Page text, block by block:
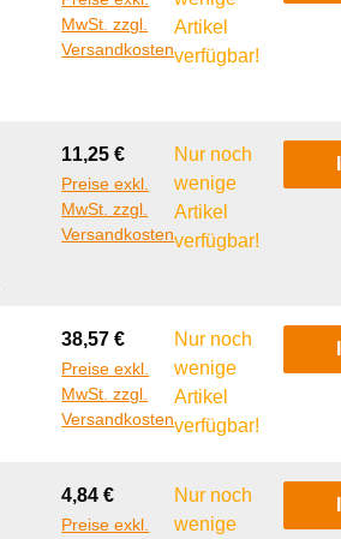
MwSt. zzgl.
Versandkosten
Artikel
verfügbar!
Regulärer Preis:
11,25 €
Preise exkl.
MwSt. zzgl.
Versandkosten
Nur noch
wenige
Artikel
verfügbar!
Regulärer Preis:
38,57 €
Preise exkl.
MwSt. zzgl.
Versandkosten
Nur noch
wenige
Artikel
verfügbar!
Regulärer Preis:
4,84 €
Preise exkl.
Nur noch
wenige